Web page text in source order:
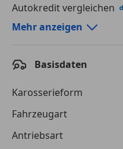
Autokredit vergleichen
Autokredit-Rechner von
Laufzeit
Kreditbetrag
Mehr anzeigen
Basisdaten
Karosserieform
Fahrzeugart
Antriebsart